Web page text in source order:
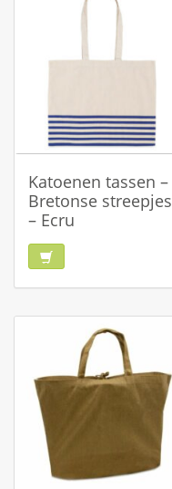
Katoenen tassen –
Bretonse streepjes
– Ecru